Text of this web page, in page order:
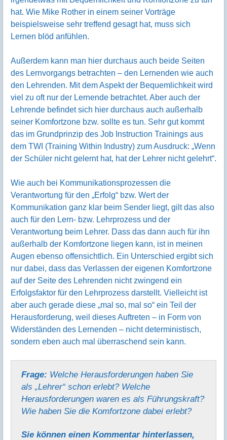
hat. Wie Mike Rother in einem seiner Vorträge
beispielsweise sehr treffend gesagt hat, muss sich
Lernen blöd anfühlen.
Außerdem kann man hier durchaus auch beide Seiten
des Lernvorgangs betrachten – den Lernenden wie auch
den Lehrenden. Mit dem Aspekt der Bequemlichkeit wird
viel zu oft nur der Lernende betrachtet. Aber auch der
Lehrende befindet sich hier durchaus auch außerhalb
seiner Komfortzone bzw. sollte es tun. Sehr gut kommt
das im Grundprinzip des Job Instruction Trainings aus
dem TWI (Training Within Industry) zum Ausdruck: „Wenn
der Schüler nicht gelernt hat, hat der Lehrer nicht gelehrt“.
Wie auch bei Kommunikationsprozessen die
Verantwortung für den „Erfolg“ bzw. Wert der
Kommunikation ganz klar beim Sender liegt, gilt das also
auch für den Lern- bzw. Lehrprozess und der
Verantwortung beim Lehrer. Dass das dann auch für ihn
außerhalb der Komfortzone liegen kann, ist in meinen
Augen ebenso offensichtlich. Ein Unterschied ergibt sich
nur dabei, dass das Verlassen der eigenen Komfortzone
auf der Seite des Lehrenden nicht zwingend ein
Erfolgsfaktor für den Lehrprozess darstellt. Vielleicht ist
aber auch gerade diese „mal so, mal so“ ein Teil der
Herausforderung, weil dieses Auftreten – in Form von
Widerständen des Lernenden – nicht deterministisch,
sondern eben auch mal überraschend sein kann.
Frage: Welche Herausforderungen haben Sie
als „Lehrer“ schon erlebt? Welche
Herausforderungen waren es als Führungskraft?
Wie haben Sie die Komfortzone dabei erlebt?
Sie können einen Kommentar hinter­lassen,